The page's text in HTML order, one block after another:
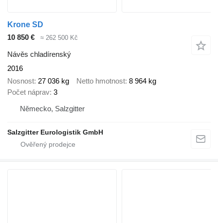
Krone SD
10 850 €
≈ 262 500 Kč
Návěs chladírenský
2016
Nosnost 27 036 kg Netto hmotnost 8 964 kg
Počet náprav 3
Německo, Salzgitter
Salzgitter Eurologistik GmbH